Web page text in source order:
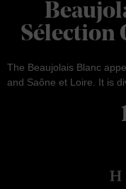
Sélection
The Beaujolais Blanc
and Saône et Loire. It is